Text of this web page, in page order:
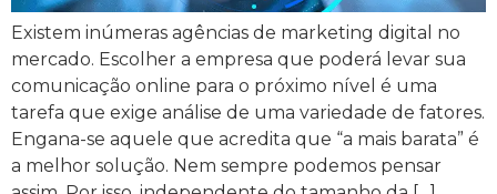
Existem inúmeras agências de marketing digital no
mercado. Escolher a empresa que poderá levar sua
comunicação online para o próximo nível é uma
tarefa que exige análise de uma variedade de fatores.
Engana-se aquele que acredita que “a mais barata” é
a melhor solução. Nem sempre podemos pensar